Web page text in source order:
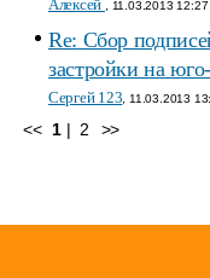
Алексей , 11.03.2013 12:27
Re: Сбор
застройки на
Сергей 123 , 11.03.2013
<< 1 | 2 >>